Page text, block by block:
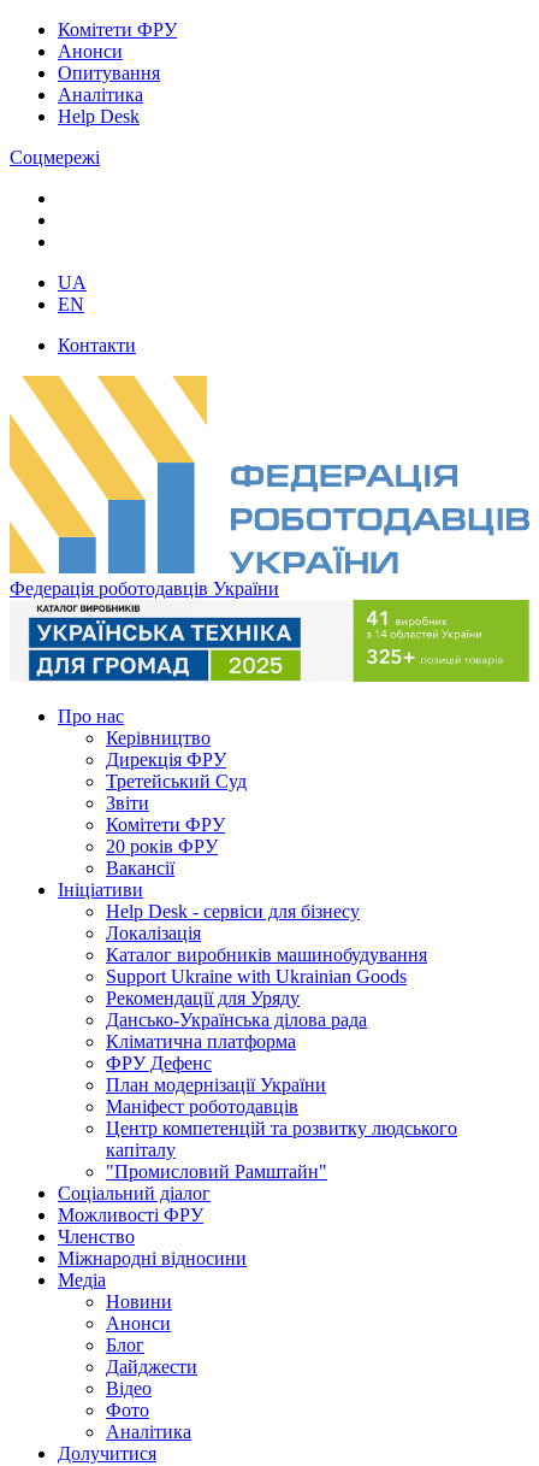
Комітети ФРУ
Анонси
Опитування
Аналітика
Help Desk
Соцмережі
UA
EN
Контакти
Федерація роботодавців України
Про нас
Керівництво
Дирекція ФРУ
Третейський Суд
Звіти
Комітети ФРУ
20 років ФРУ
Вакансії
Ініціативи
Help Desk - сервіси для бізнесу
Локалізація
Каталог виробників машинобудування
Support Ukraine with Ukrainian Goods
Рекомендації для Уряду
Дансько-Українська ділова рада
Кліматична платформа
ФРУ Дефенс
План модернізації України
Маніфест роботодавців
Центр компетенцій та розвитку людського
капіталу
"Промисловий Рамштайн"
Соціальний діалог
Можливості ФРУ
Членство
Міжнародні відносини
Медіа
Новини
Анонси
Блог
Дайджести
Відео
Фото
Аналітика
Долучитися